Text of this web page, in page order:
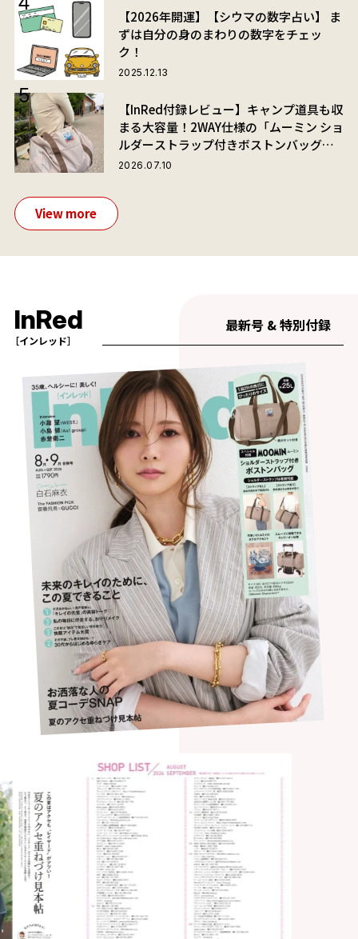
【2026年開運】【シウマの数字占い】 ま
ずは自分の身のまわりの数字をチェッ
ク！
2025.12.13
【InRed付録レビュー】キャンプ道具も収
まる大容量！2WAY仕様の「ムーミン ショ
ルダーストラップ付きボストンバッグ」
が夏旅におすすめな理由
2026.07.10
View more
InRed
［インレッド］
最新号 & 特別付録